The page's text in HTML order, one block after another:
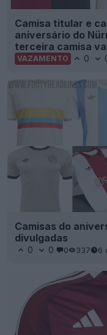
Camisa titular e
aniversário do
terceira camisa
VAZAMENTO 0
Camisas do
divulgadas
0 0 0 337 6